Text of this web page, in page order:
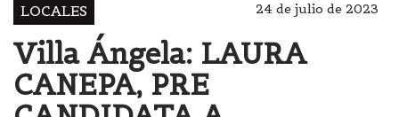
LOCALES 24 de julio de 2023
Villa Ángela: LAURA
CANEPA, PRE